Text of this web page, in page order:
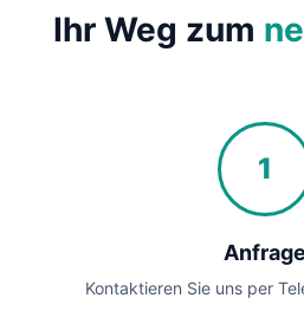
Ihr Weg zum
1
Anfrage
Kontaktieren Sie uns per